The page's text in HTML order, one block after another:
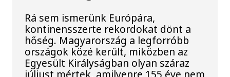
Rá sem ismerünk Európára,
kontinensszerte rekordokat dönt a
hőség. Magyarország a legforróbb
országok közé került, miközben az
Egyesült Királyságban olyan száraz